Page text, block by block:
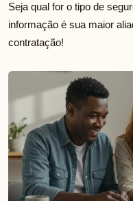
Seja qual for o tipo de
informação é sua maior
contratação!